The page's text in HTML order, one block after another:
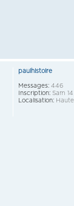
paulhistoire
Messages: 446
Inscription: Sam
Localisation: